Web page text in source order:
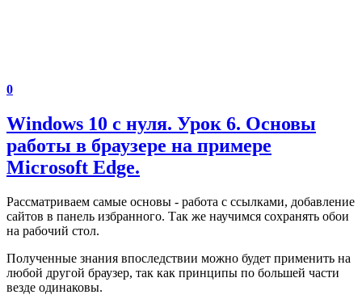
0
Windows 10 с нуля. Урок 6. Основы
работы в браузере на примере
Microsoft Edge.
Рассматриваем самые основы - работа с ссылками, добавление
сайтов в панель избранного. Так же научимся сохранять обои
на рабочий стол.
Полученные знания впоследствии можно будет применить на
любой другой браузер, так как принципы по большей части
везде одинаковы.